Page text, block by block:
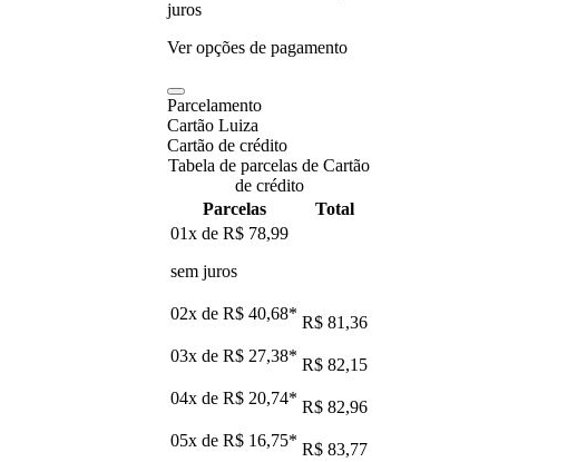
juros
Ver opções de pagamento
Parcelamento
Cartão Luiza
Cartão de crédito
Tabela de parcelas de Cartão
de crédito
Parcelas
Total
01x de R$ 78,99
sem juros
02x de R$ 40,68* R$ 81,36
03x de R$ 27,38* R$ 82,15
04x de R$ 20,74* R$ 82,96
05x de R$ 16,75* R$ 83,77